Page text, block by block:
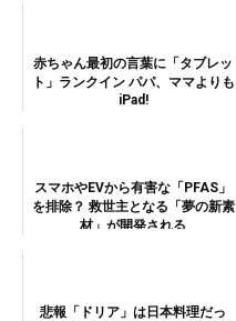
赤ちゃん最初の言葉に「タブレッ
ト」ランクイン パパ、ママよりも
iPad!
スマホやEVから有害な「PFAS」
を排除？ 救世主となる「夢の新素
材」が開発される
悲報「ドリア」は日本料理だっ